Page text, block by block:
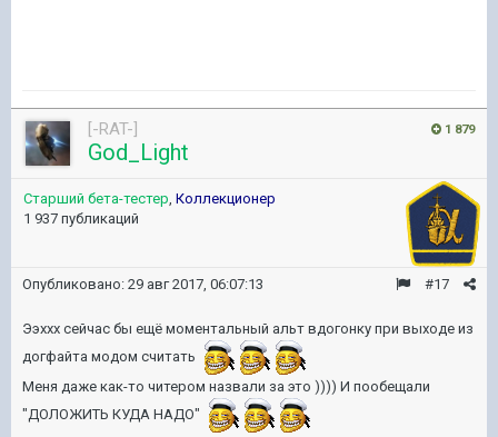
1 879
[-RAT-]
God_Light
Старший бета-тестер Коллекционер
1 937 публикаций
#17
Опубликовано: 29 авг 2017, 06:07:13
Ээххх сейчас бы ещё моментальный альт вдогонку при выходе из
догфайта модом считать
Меня даже как-то читером назвали за это )))) И пообещали
"ДОЛОЖИТЬ КУДА НАДО"